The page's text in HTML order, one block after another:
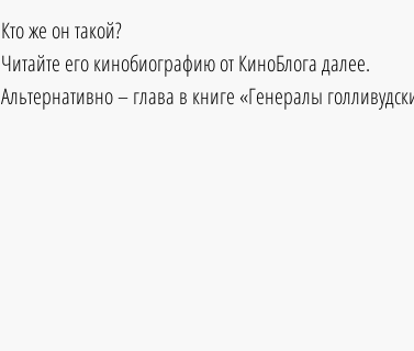
Кто же он такой?
Читайте его кинобиографию от КиноБлога далее.
Альтернативно – глава в книге «Генералы